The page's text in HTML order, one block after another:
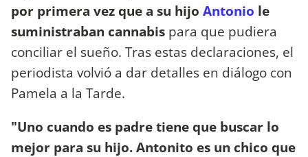
por primera vez que a su hijo Antonio le
suministraban cannabis para que pudiera
conciliar el sueño. Tras estas declaraciones, el
periodista volvió a dar detalles en diálogo con
Pamela a la Tarde.
"Uno cuando es padre tiene que buscar lo
mejor para su hijo. Antonito es un chico que